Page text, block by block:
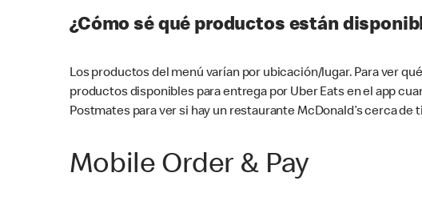
¿Cómo sé qué productos están
Los productos del menú varían por ubicación/lugar. Para ver
productos disponibles para entrega por Uber Eats en el app
Postmates para ver si hay un restaurante McDonald’s cerca
Mobile Order & Pay